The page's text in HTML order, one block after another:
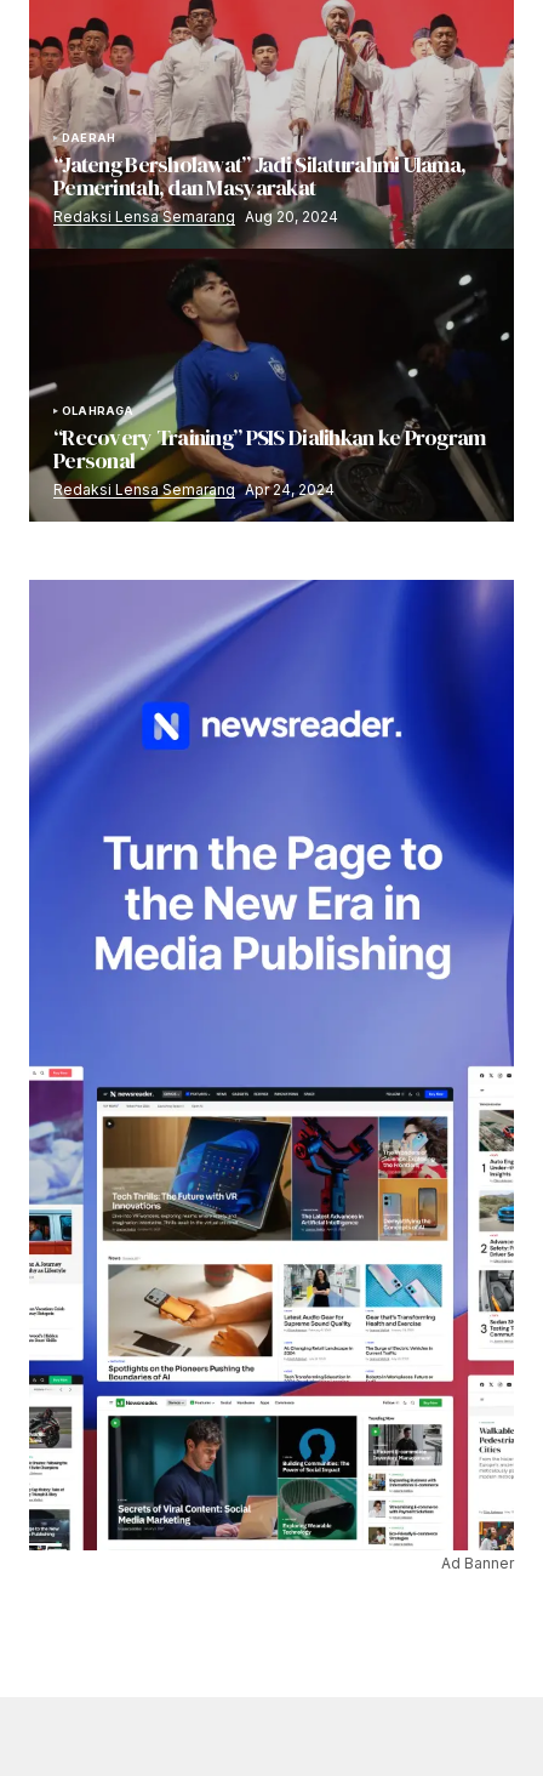
DAERAH
“Jateng Bersholawat” Jadi Silaturahmi Ulama,
Pemerintah, dan Masyarakat
Redaksi Lensa Semarang Aug 20, 2024
OLAHRAGA
“Recovery Training” PSIS Dialihkan ke Program
Personal
Redaksi Lensa Semarang Apr 24, 2024
Ad Banner